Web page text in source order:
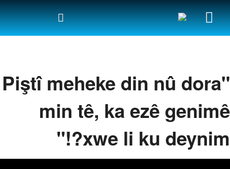
"Piştî meheke din nû dora
min tê, ka ezê genimê
xwe li ku deynim?!"